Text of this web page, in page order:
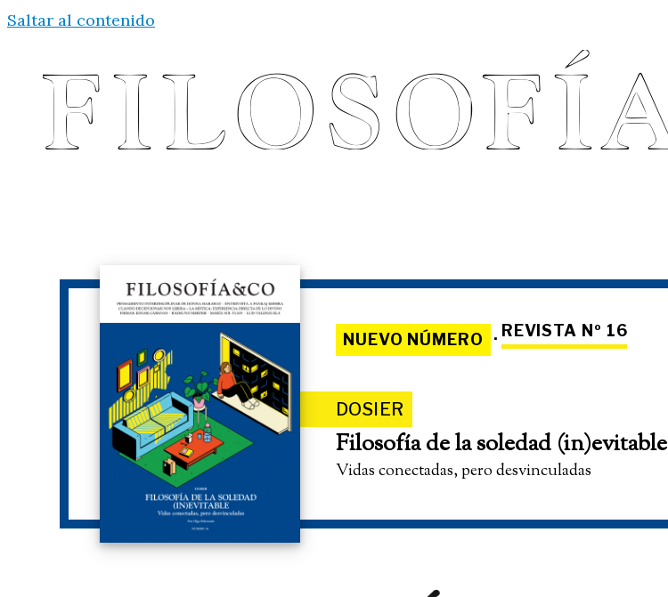
Saltar al contenido
NUEVO NÚMERO · REVISTA Nº 16
DOSIER
Filosofía de la soledad (in)evitable
Vidas conectadas, pero desvinculadas